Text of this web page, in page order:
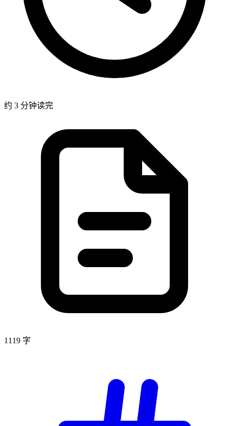
约 3 分钟读完
1119 字